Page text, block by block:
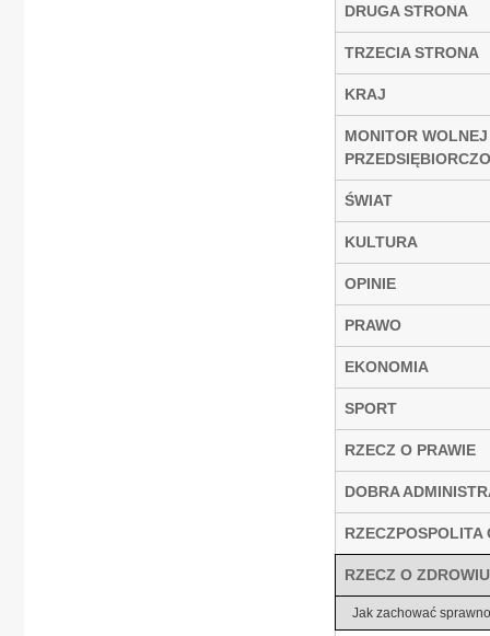
DRUGA STRONA
TRZECIA STRONA
KRAJ
MONITOR WOLNEJ
ŚWIAT
KULTURA
OPINIE
PRAWO
EKONOMIA
SPORT
RZECZ O PRAWIE
DOBRA
RZECZPOSPOLITA
RZECZ O ZDROWIU
Jak zachować